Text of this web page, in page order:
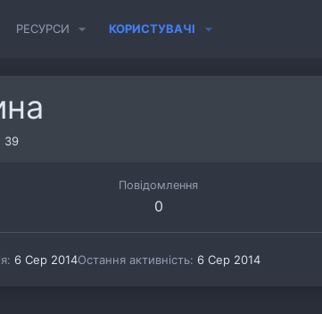
РЕСУРСИ КОРИСТУВАЧІ
39
Повідомлення
0
6 Сер 2014Остання активність 6 Сер 2014